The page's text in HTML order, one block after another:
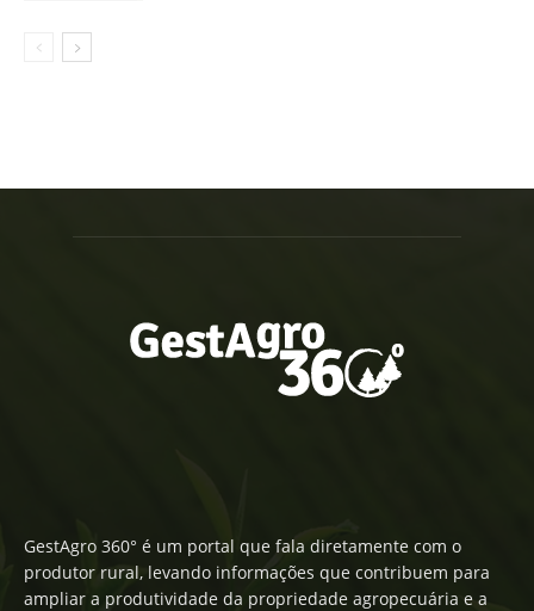
GestAgro 360° é um portal que fala diretamente com o
produtor rural, levando informações que contribuem para
ampliar a produtividade da propriedade agropecuária e a